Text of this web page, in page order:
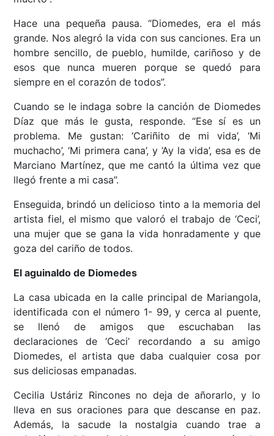
Hace una pequeña pausa. “Diomedes, era el más
grande. Nos alegró la vida con sus canciones. Era un
hombre sencillo, de pueblo, humilde, cariñoso y de
esos que nunca mueren porque se quedó para
siempre en el corazón de todos”.
Cuando se le indaga sobre la canción de Diomedes
Díaz que más le gusta, responde. “Ese sí es un
problema. Me gustan: ‘Cariñito de mi vida’, ‘Mi
muchacho’, ‘Mi primera cana’, y ‘Ay la vida’, esa es de
Marciano Martínez, que me cantó la última vez que
llegó frente a mi casa”.
Enseguida, brindó un delicioso tinto a la memoria del
artista fiel, el mismo que valoró el trabajo de ‘Ceci’,
una mujer que se gana la vida honradamente y que
goza del cariño de todos.
El aguinaldo de Diomedes
La casa ubicada en la calle principal de Mariangola,
identificada con el número 1- 99, y cerca al puente,
se llenó de amigos que escuchaban las
declaraciones de ‘Ceci’ recordando a su amigo
Diomedes, el artista que daba cualquier cosa por
sus deliciosas empanadas.
Cecilia Ustáriz Rincones no deja de añorarlo, y lo
lleva en sus oraciones para que descanse en paz.
Además, la sacude la nostalgia cuando trae a